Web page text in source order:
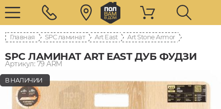
Главная SPC ламинат Art East Art Stone Armor
SPC ЛАМИНАТ ART EAST ДУБ ФУДЗИ
Артикул: 79 ARM
В НАЛИЧИИ